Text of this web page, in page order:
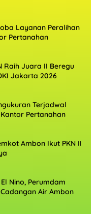
Layanan Peralihan
Pertanahan
Raih Juara II Beregu
Jakarta 2026
Terjadwal
Pertanahan
Ambon Ikut PKN II
Nino, Perumdam
Air Ambon